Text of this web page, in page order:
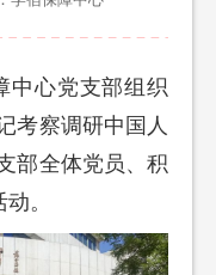
中心党支部组织
考察调研中国人
部全体党员、积
。